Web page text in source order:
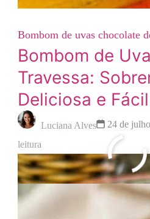
Bombom de uvas chocolate
Bombom de
Travessa:
Deliciosa e
Luciana Alves 24 de
leitura
Leia mais